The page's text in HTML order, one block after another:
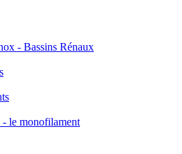
- Bassins Rénaux
- le monofilament